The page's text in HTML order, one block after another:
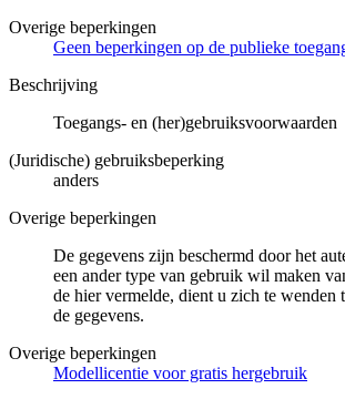
Overige beperkingen
Geen beperkingen op de publieke
Beschrijving
Toegangs- en (her)gebruiksvoorwaarden
(Juridische) gebruiksbeperking
anders
Overige beperkingen
De gegevens zijn beschermd door het
een ander type van gebruik wil maken
de hier vermelde, dient u zich te wenden
de gegevens.
Overige beperkingen
Modellicentie voor gratis hergebruik